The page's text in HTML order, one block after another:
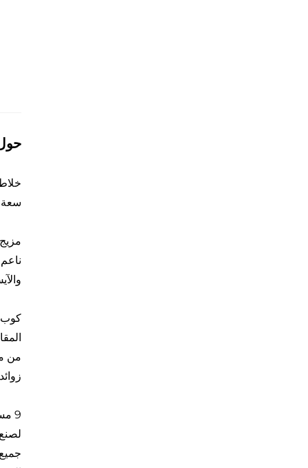
سعة 2 لتر من مادة تريتان الخالية من مادة BPA، 9 مستويات، مؤقت رقمي يتضمن عصائر